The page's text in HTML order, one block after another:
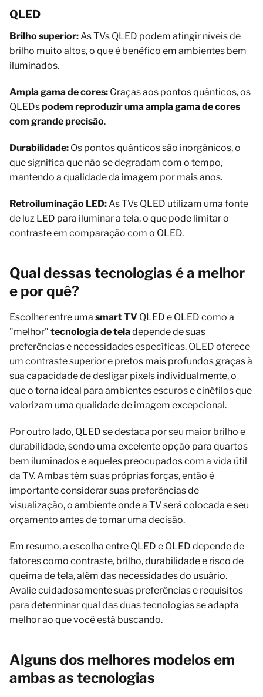
QLED
Brilho superior: As TVs QLED podem atingir níveis de
brilho muito altos, o que é benéfico em ambientes bem
iluminados.
Ampla gama de cores: Graças aos pontos quânticos, os
QLEDspodem reproduzir uma ampla gama de cores
com grande precisão.
Durabilidade: Os pontos quânticos são inorgânicos, o
que significa que não se degradam com o tempo,
mantendo a qualidade da imagem por mais anos.
Retroiluminação LED: As TVs QLED utilizam uma fonte
de luz LED para iluminar a tela, o que pode limitar o
contraste em comparação com o OLED.
Qual dessas tecnologias é a melhor
e por quê?
Escolher entre uma smart TV QLED e OLED como a
"melhor" tecnologia de teladepende de suas
preferências e necessidades específicas. OLED oferece
um contraste superior e pretos mais profundos graças à
sua capacidade de desligar pixels individualmente, o
que o torna ideal para ambientes escuros e cinéfilos que
valorizam uma qualidade de imagem excepcional.
Por outro lado, QLED se destaca por seu maior brilho e
durabilidade, sendo uma excelente opção para quartos
bem iluminados e aqueles preocupados com a vida útil
da TV. Ambas têm suas próprias forças, então é
importante considerar suas preferências de
visualização, o ambiente onde a TV será colocada e seu
orçamento antes de tomar uma decisão.
Em resumo, a escolha entre QLED e OLED depende de
fatores como contraste, brilho, durabilidade e risco de
queima de tela, além das necessidades do usuário.
Avalie cuidadosamente suas preferências e requisitos
para determinar qual das duas tecnologias se adapta
melhor ao que você está buscando.
Alguns dos melhores modelos em
ambas as tecnologias